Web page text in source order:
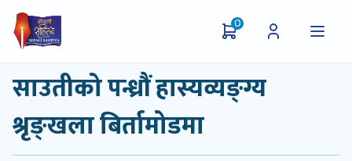
0
साउतीको पन्ध्रौं हास्यव्यङ्ग्य
श्रृङ्खला बिर्तामोडमा